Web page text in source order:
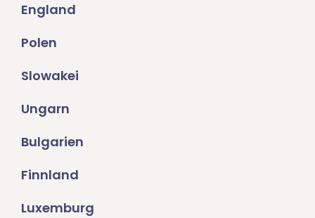
England
Polen
Slowakei
Ungarn
Bulgarien
Finnland
Luxemburg